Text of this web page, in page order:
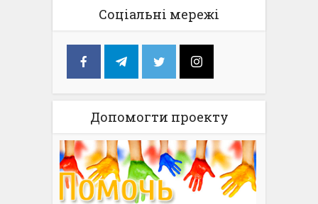
Соціальні мережі
Допомогти проекту